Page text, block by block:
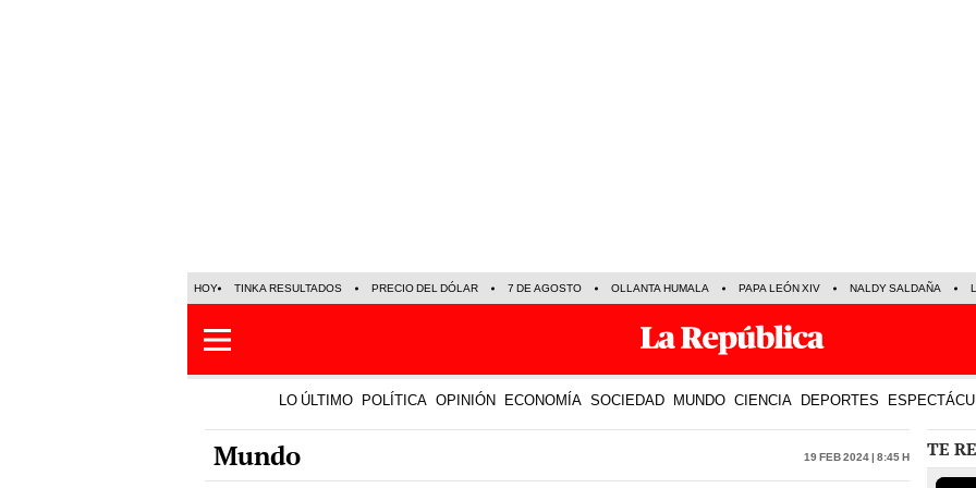
HOY TINKA RESULTADOS PRECIO DEL DÓLAR 7 DE AGOSTO OLLANTA HUMALA PAPA LEÓN XIV NALDY SALDAÑA
LO ÚLTIMO POLÍTICA OPINIÓN ECONOMÍA SOCIEDAD MUNDO CIENCIA DEPORTES
Mundo 19 Feb 2024 | 8:45 h TE